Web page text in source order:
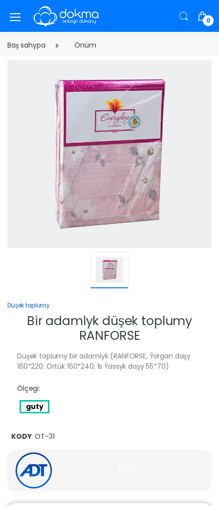
0
Baş sahypa Önüm
Düşek toplumy
Bir adamlyk düşek toplumy
RANFORSE
Düşek toplumy bir adamlyk (RANFORSE, Ýorgan daşy
160*220; Örtük 160*240; 1s Ýassyk daşy 55*70)
Ölçegi:
guty
KODY: OT-31